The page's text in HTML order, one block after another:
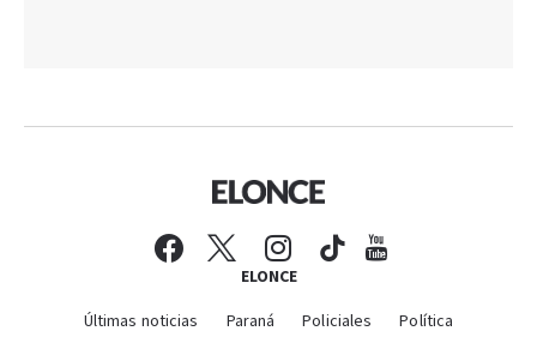
ELONCE
Últimas noticias Paraná Policiales
Política